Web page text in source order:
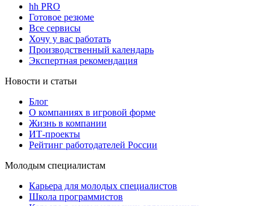
hh PRO
Готовое резюме
Все сервисы
Хочу у вас работать
Производственный календарь
Экспертная рекомендация
Новости и статьи
Блог
О компаниях в игровой форме
Жизнь в компании
ИТ-проекты
Рейтинг работодателей России
Молодым специалистам
Карьера для молодых специалистов
Школа программистов